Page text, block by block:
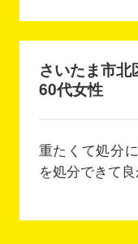
さいたま市北
60代女性
重たくて処分
を処分できて